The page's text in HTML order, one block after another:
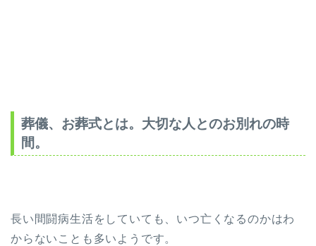
葬儀、お葬式とは。大切な人とのお別れの時
間。
長い間闘病生活をしていても、いつ亡くなるのかはわ
からないことも多いようです。